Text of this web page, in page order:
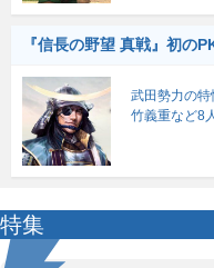
『信長の野望 真戦』初の
武田勢力の
竹義重など8
特集